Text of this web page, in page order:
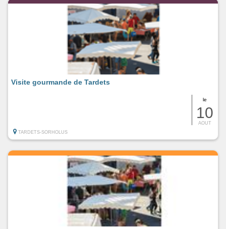
le
10
AOUT
Visite gourmande de Tardets
TARDETS-SORHOLUS